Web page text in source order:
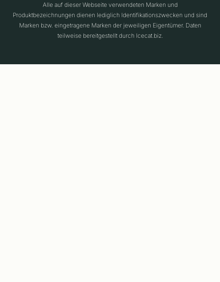
Alle auf dieser Webseite verwendeten Marken und
Produktbezeichnungen dienen lediglich Identifikationszwecken und sind
Marken bzw. eingetragene Marken der jeweiligen Eigentümer. Daten
teilweise bereitgestellt durch Icecat.biz.